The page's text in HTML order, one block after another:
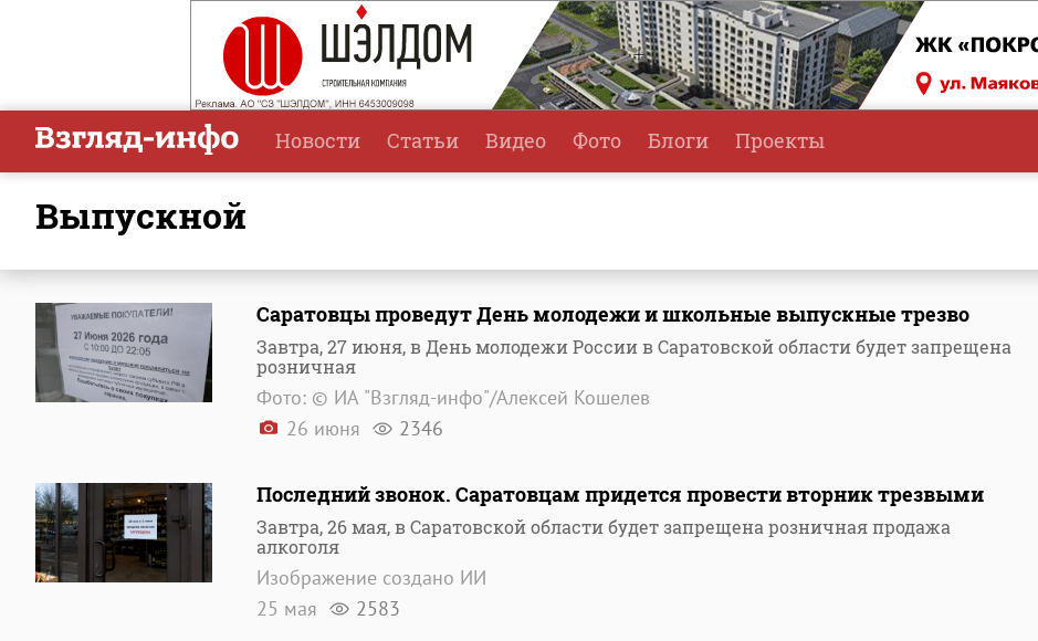
Новости Статьи Видео Фото Блоги Проекты
выпускной
Саратовцы проведут День молодежи и школьные выпускные трезво
Завтра, 27 июня, в День молодежи России в Саратовской области будет запрещена
розничная
Фото: © ИА "Взгляд-инфо"/Алексей Кошелев
26 июня
2346
Последний звонок. Саратовцам придется провести вторник трезвыми
Завтра, 26 мая, в Саратовской области будет запрещена розничная продажа
алкоголя
Изображение создано ИИ
25 мая
2583